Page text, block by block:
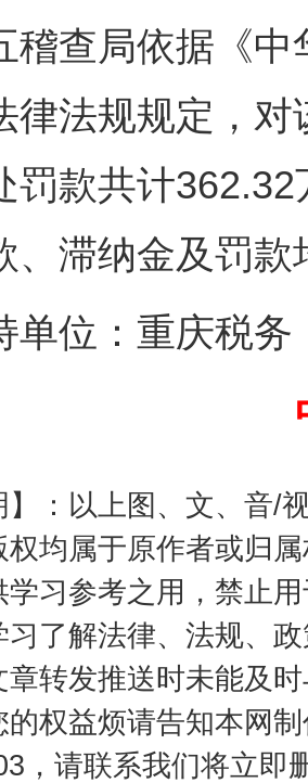
稽查局依据《
律法规规定，
罚款共计
、滞纳金及罚
位：重庆税务
】：以上图、文、音/
权均属于原作者或归
学习参考之用，禁止
习了解法律、法规、
章转发推送时未能及
的权益烦请告知本网
，请联系我们将立即
一纸欠
品抗生素超标问题” 法